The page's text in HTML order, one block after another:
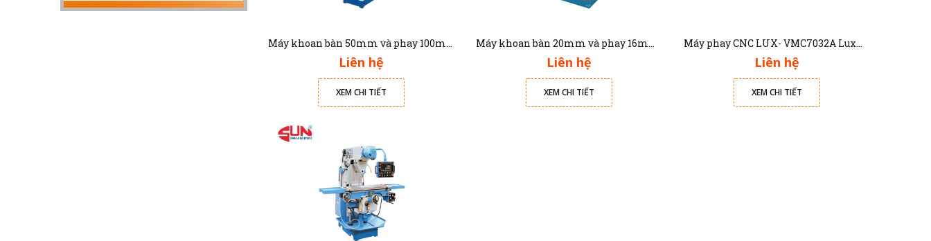
Máy khoan bàn 50mm và phay 100mm LUX-DM5325C Luxmachine
Liên hệ
XEM CHI TIẾT
Máy khoan bàn 20mm và phay 16mm LUX-DM20 Luxmachine
Liên hệ
XEM CHI TIẾT
Máy phay CNC LUX- VMC7032A Luxmachine
Liên hệ
XEM CHI TIẾT